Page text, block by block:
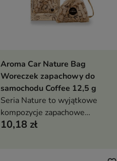
Dodaj do koszyka
Aroma Car Nature Bag
Woreczek zapachowy do
samochodu Coffee 12,5 g
Seria Nature to wyjątkowe
kompozycje zapachowe
inspirowane naturą
10,18 zł